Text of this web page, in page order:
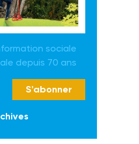
sociale
depuis 70 ans
S'abonner